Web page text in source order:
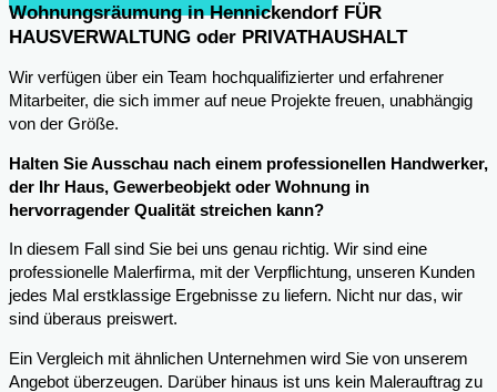
Wohnungsräumung in Hennickendorf FÜR
HAUSVERWALTUNG oder PRIVATHAUSHALT
Wir verfügen über ein Team hochqualifizierter und erfahrener
Mitarbeiter, die sich immer auf neue Projekte freuen, unabhängig
von der Größe.
Halten Sie Ausschau nach einem professionellen Handwerker,
der Ihr Haus, Gewerbeobjekt oder Wohnung in
hervorragender Qualität streichen kann?
In diesem Fall sind Sie bei uns genau richtig. Wir sind eine
professionelle Malerfirma, mit der Verpflichtung, unseren Kunden
jedes Mal erstklassige Ergebnisse zu liefern. Nicht nur das, wir
sind überaus preiswert.
Ein Vergleich mit ähnlichen Unternehmen wird Sie von unserem
Angebot überzeugen. Darüber hinaus ist uns kein Malerauftrag zu